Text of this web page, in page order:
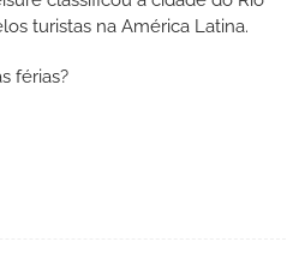
turistas na América Latina.
férias?